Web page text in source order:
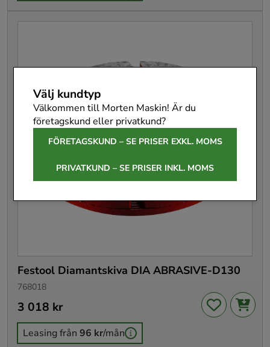
Välj kundtyp
Välkommen till Morten Maskin! Är du
företagskund eller privatkund?
FÖRETAGSKUND – SE PRISER EXKL. MOMS
PRIVATKUND – SE PRISER INKL. MOMS
Festool Diamantskiva DIA ABRASIVE-D130
768018
Pris:3 018 kr
3 018 kr
Leasing från 96 kr/mån